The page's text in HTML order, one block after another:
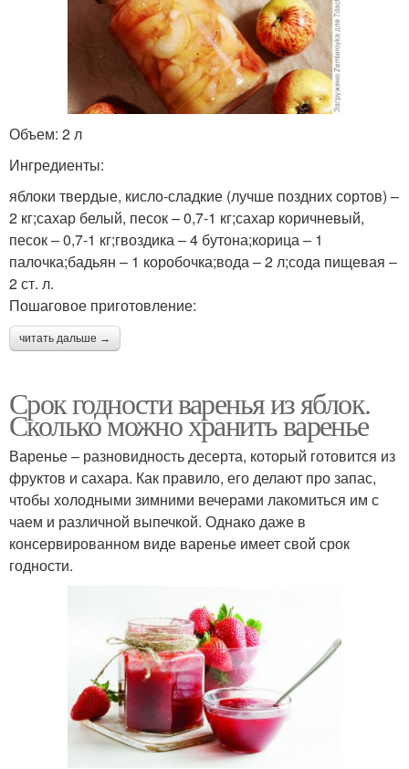
Объем: 2 л
Ингредиенты:
яблоки твердые, кисло-сладкие (лучше поздних сортов) –
2 кг;сахар белый, песок – 0,7-1 кг;сахар коричневый,
песок – 0,7-1 кг;гвоздика – 4 бутона;корица – 1
палочка;бадьян – 1 коробочка;вода – 2 л;сода пищевая –
2 ст. л.
Пошаговое приготовление:
читать дальше →
Срок годности варенья из яблок.
Сколько можно хранить варенье
Варенье – разновидность десерта, который готовится из
фруктов и сахара. Как правило, его делают про запас,
чтобы холодными зимними вечерами лакомиться им с
чаем и различной выпечкой. Однако даже в
консервированном виде варенье имеет свой срок
годности.